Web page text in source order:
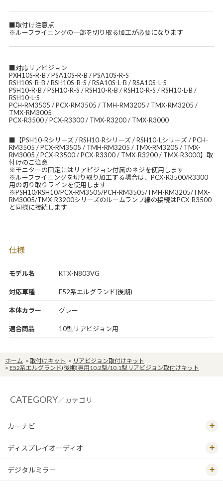
モデル名 KTX-N803VG
■取付け注意点
※ルーフライニングの一部を切り取る加工が必要になります
■対応リアビジョン
PXH10S-R-B / PSA10S-R-B / PSA10S-R-S
RSH10S-R-B / RSH10S-R-S / RSA10S-L-B / RSA10S-L-S
PSH10-R-B / PSH10-R-S / RSH10-R-B / RSH10-R-S / RSH10-L-B /
RSH10-L-S
PCH-RM3505 / PCX-RM3505 / TMH-RM3205 / TMX-RM3205 /
TMX-RM3005
PCX-R3500 / PCX-R3300 / TMX-R3200 / TMX-R3000
■【PSH10-Rシリーズ / RSH10-Rシリーズ / RSH10-Lシリーズ / PCH-
RM3505 / PCX-RM3505 / TMH-RM3205 / TMX-RM3205 / TMX-
RM3005 / PCX-R3500 / PCX-R3300 / TMX-R3200 / TMX-R3000】取
付けのご注意
※モニターの固定にはリアビジョン付属のネジを使用します
※ルーフライニングを切り取り加工する場合は、PCX-R3500/R3300
用の切り取りラインを使用します
※PSH10/RSH10/PCX-RM3505/PCH-RM3505/TMH-RM3205/TMX-
RM3005/TMX-R3200シリーズのルームランプ線の接続はPCX-R3500
と同様に接続します
仕様
対応車種 E52系エルグランド(後期)
本体カラー グレー
適合商品 10型リアビジョン用
ホーム > 取付けキット > リアビジョン取付けキット
> E52系エルグランド(後期)専用10.2型/10.1型リアビジョン取付けキット
CATEGORY／カテゴリ
カーナビ
ディスプレイオーディオ
デジタルミラー